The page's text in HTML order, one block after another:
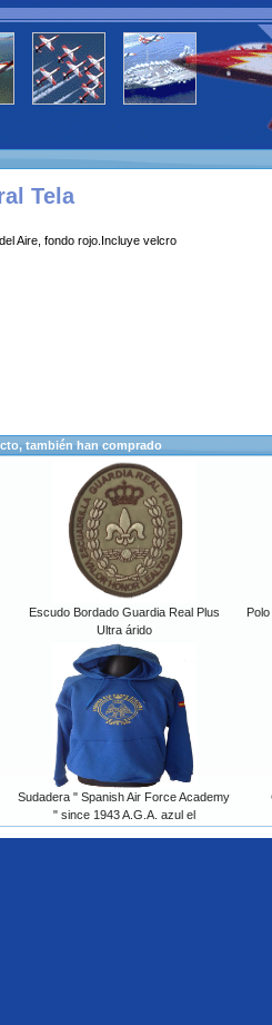
Tela
Aire, fondo rojo.Incluye velcro
también han comprado
Escudo Bordado Guardia Real Plus
Ultra árido
Sudadera " Spanish Air Force Academy
" since 1943 A.G.A. azul el